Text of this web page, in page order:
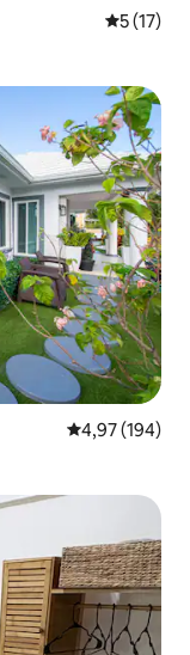
5 (17)
Gemiddelde
4,97 (194)